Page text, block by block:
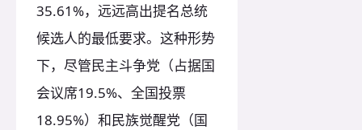
35.61%，远远高出提名总统
候选人的最低要求。这种形势
下，尽管民主斗争党（占据国
会议席19.5%、全国投票
18.95%）和民族觉醒党（国